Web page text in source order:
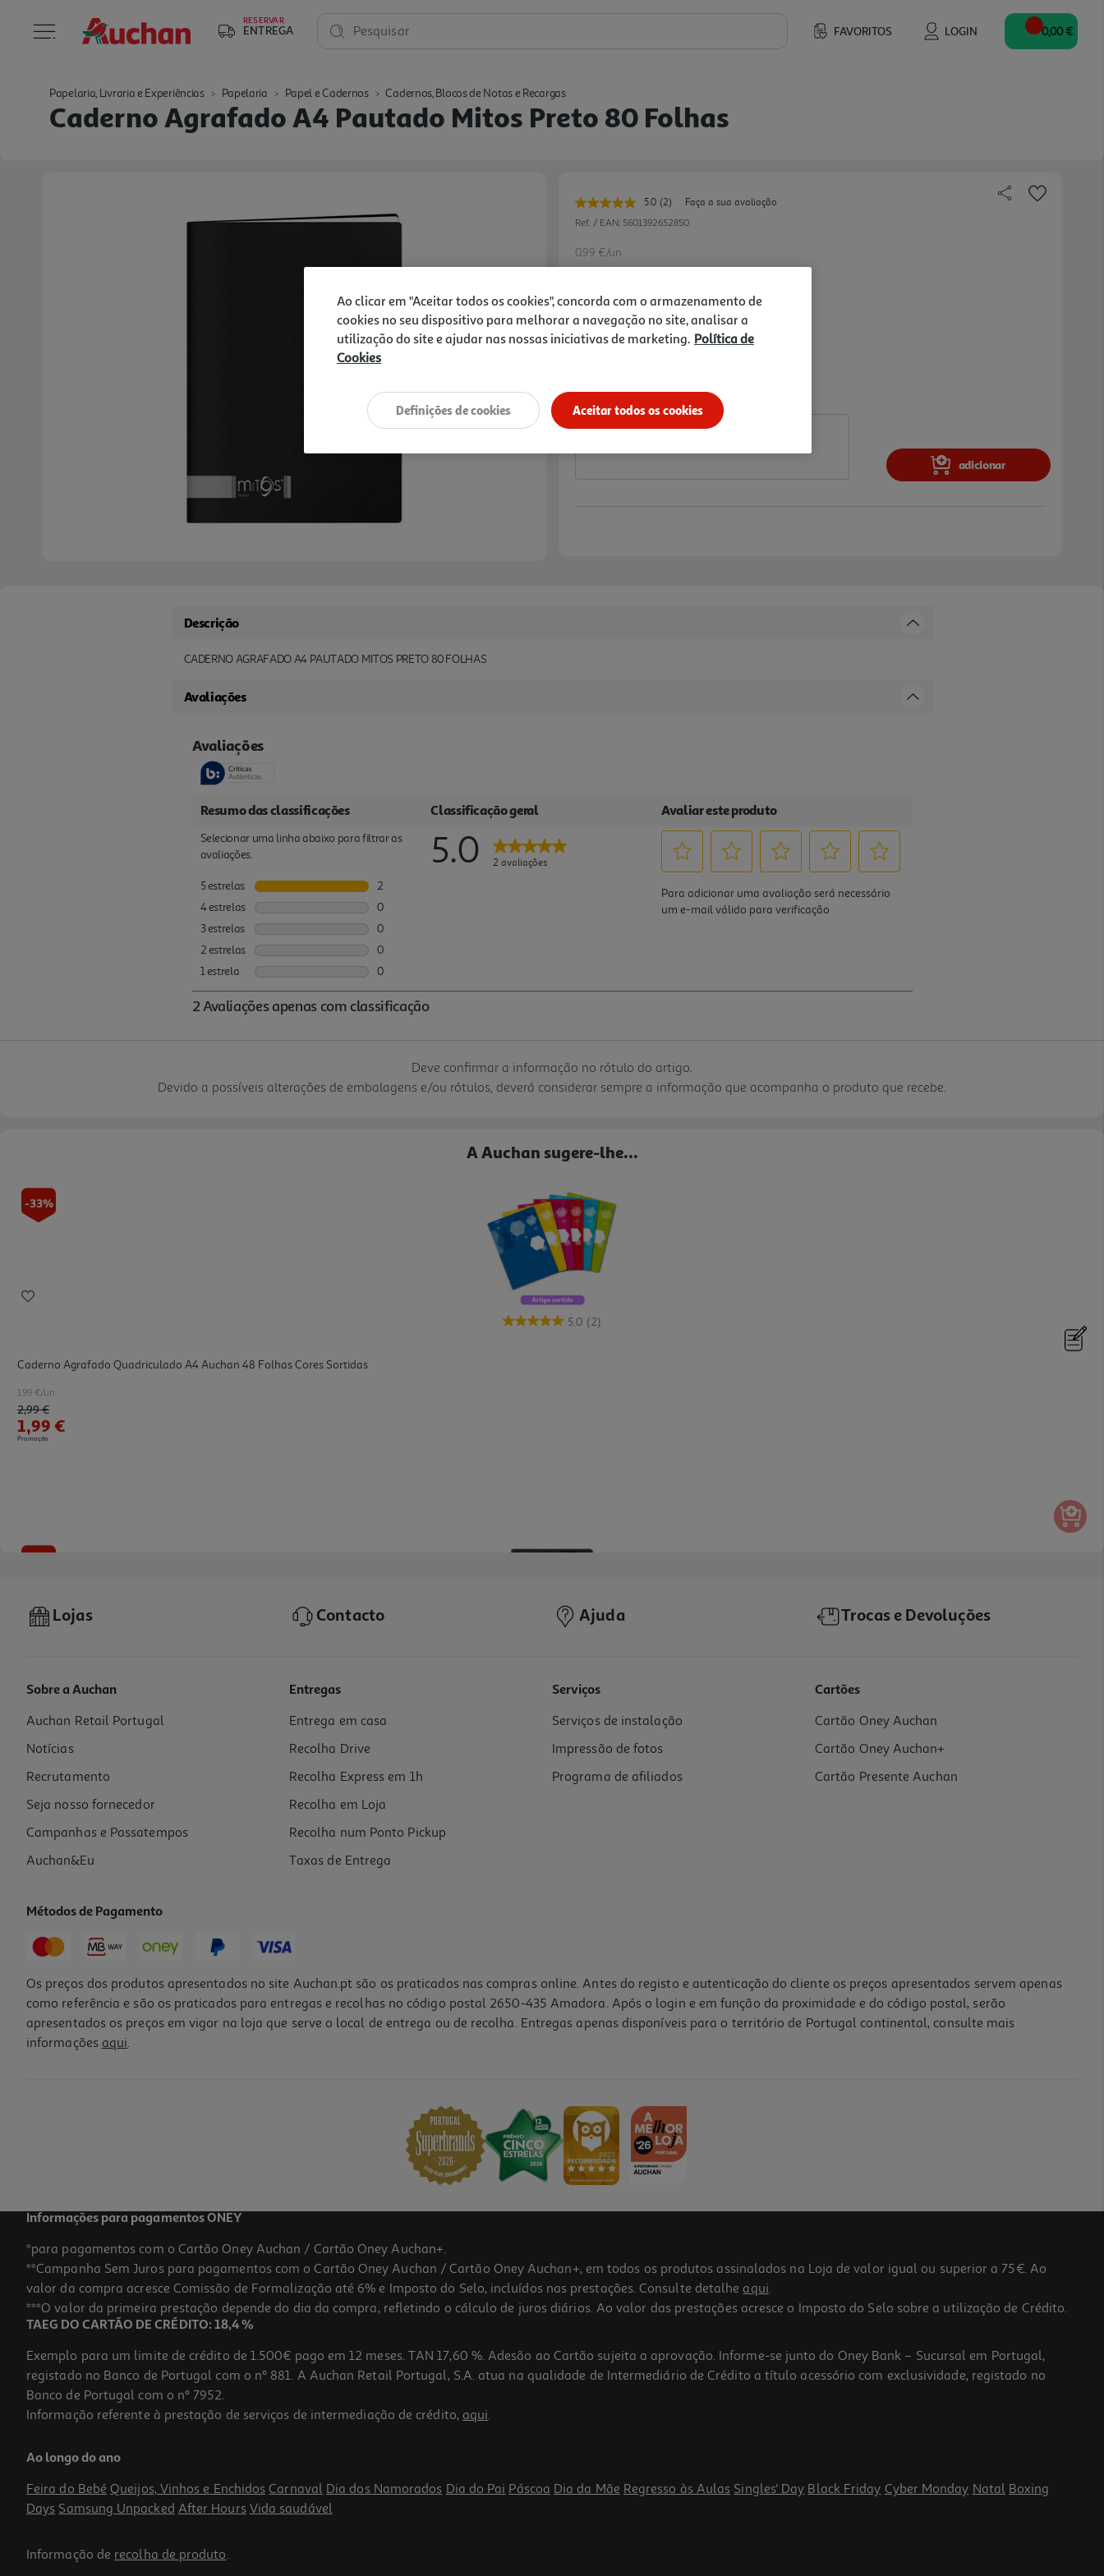
RESERVAR
ENTREGA FAVORITOS LOGIN
Pesquisar 0,00 €
Papelaria, Livraria e Experiências Papelaria Papel e Cadernos Cadernos, Blocos de Notas e Recargas
Caderno Agrafado A4 Pautado Mitos Preto 80 Folhas
5.0 Leu
2
página.
(2)
Faça a sua avaliação
Ref. / EAN: 5601392652850
0.99 €/un
Price reduced from
1,35 €to
0,99 €
adicionar
Descrição
CADERNO AGRAFADO A4 PAUTADO MITOS PRETO 80 FOLHAS
Avaliações
Deve confirmar a informação no rótulo do artigo.
Devido a possíveis alterações de embalagens e/ou rótulos, deverá considerar sempre a informação que acompanha o produto que recebe.
A Auchan sugere-lhe...
-33%
5.0 (2)
Caderno Agrafado Quadriculado A4 Auchan 48 Folhas Cores Sortidas
1.99 €/un
Price reduced from
2,99 €to
1,99 €
Promoção
Caderno Agrafado Pautado A4 Auchan Preto 48 Folhas
1.99 €/un
1,99 €
-33%
1.99 €/un
Price reduced from
2,99 €
1,99 €
Promoção
Lojas Contacto Ajuda Trocas e Devoluções
Sobre a Auchan
Auchan Retail Portugal
Notícias
Recrutamento
Seja nosso fornecedor
Campanhas e Passatempos
Auchan&Eu
Entregas
Entrega em casa
Recolha Drive
Recolha Express em 1h
Recolha em Loja
Recolha num Ponto Pickup
Taxas de Entrega
Serviços
Serviços de instalação
Impressão de fotos
Programa de afiliados
Cartões
Cartão Oney Auchan
Cartão Oney Auchan+
Cartão Presente Auchan
Métodos de Pagamento
Os preços dos produtos apresentados no site Auchan.pt são os praticados nas compras online. Antes do registo e autenticação do cliente os preços apresentados servem apenas
como referência e são os praticados para entregas e recolhas no código postal 2650-435 Amadora. Após o login e em função da proximidade e do código postal, serão
apresentados os preços em vigor na loja que serve o local de entrega ou de recolha. Entregas apenas disponíveis para o território de Portugal continental, consulte mais
informações aqui.
Informações para pagamentos ONEY
*para pagamentos com o Cartão Oney Auchan / Cartão Oney Auchan+.
**Campanha Sem Juros para pagamentos com o Cartão Oney Auchan / Cartão Oney Auchan+, em todos os produtos assinalados na Loja de valor igual ou superior a 75€. Ao
valor da compra acresce Comissão de Formalização até 6% e Imposto do Selo, incluídos nas prestações. Consulte detalhe aqui.
***O valor da primeira prestação depende do dia da compra, refletindo o cálculo de juros diários. Ao valor das prestações acresce o Imposto do Selo sobre a utilização de Crédito.
TAEG DO CARTÃO DE CRÉDITO: 18,4 %
Exemplo para um limite de crédito de 1.500€ pago em 12 meses. TAN 17,60 %. Adesão ao Cartão sujeita a aprovação. Informe-se junto do Oney Bank – Sucursal em Portugal,
registado no Banco de Portugal com o nº 881. A Auchan Retail Portugal, S.A. atua na qualidade de Intermediário de Crédito a título acessório com exclusividade, registado no
Banco de Portugal com o nº 7952.
Informação referente à prestação de serviços de intermediação de crédito, aqui.
Ao longo do ano
Feira do Bebé Queijos, Vinhos e Enchidos Carnaval Dia dos Namorados Dia do Pai Páscoa Dia da Mãe Regresso às Aulas Singles' Day Black Friday Cyber Monday Natal Boxing
Days Samsung Unpacked After Hours Vida saudável
Informação de recolha de produto.
Ao clicar em "Aceitar todos os cookies", concorda com o armazenamento de
cookies no seu dispositivo para melhorar a navegação no site, analisar a
utilização do site e ajudar nas nossas iniciativas de marketing. Política de
Cookies
Aceitar todos os cookies
Definições de cookies